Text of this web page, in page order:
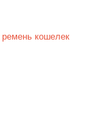
ремень кошелек